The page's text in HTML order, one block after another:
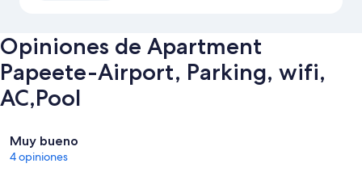
Opiniones de Apartment
Papeete-Airport, Parking, wifi,
AC,Pool
Opiniones
Muy bueno
4 opiniones